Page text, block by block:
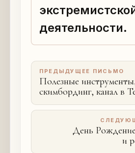
деятельности.
ПРЕДЫДУЩЕЕ ПИСЬМО
Полезные
скимбординг, канал в
бирюзовые
День
и